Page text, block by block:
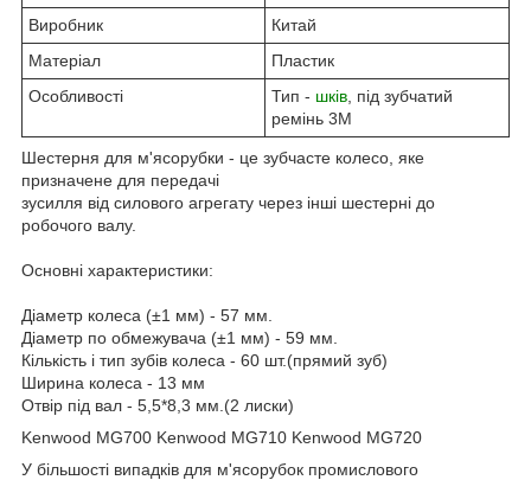
Виробник
Китай
Матеріал
Пластик
Особливості
Тип - шків , під зубчатий
ремінь 3М
Шестерня для м'ясорубки - це зубчасте колесо, яке
призначене для передачі
зусилля від силового агрегату через інші шестерні до
робочого валу.
Основні характеристики:
Діаметр колеса (±1 мм) - 57 мм.
Діаметр по обмежувача (±1 мм) - 59 мм.
Кількість і тип зубів колеса - 60 шт.(прямий зуб)
Ширина колеса - 13 мм
Отвір під вал - 5,5*8,3 мм.(2 лиски)
Kenwood MG700 Kenwood MG710 Kenwood MG720
У більшості випадків для м'ясорубок промислового